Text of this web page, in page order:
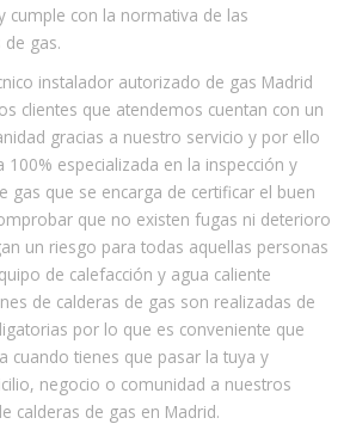
cumple con la normativa de las
gas.
instalador autorizado de gas Madrid
clientes que atendemos cuentan con un
gracias a nuestro servicio y por ello
especializada en la inspección y
gas que se encarga de certificar el buen
que no existen fugas ni deterioro
un riesgo para todas aquellas personas
de calefacción y agua caliente
de calderas de gas son realizadas de
por lo que es conveniente que
cuando tienes que pasar la tuya y
negocio o comunidad a nuestros
calderas de gas en Madrid.